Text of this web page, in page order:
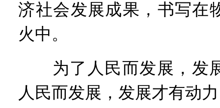
济社会发展成果，书写在
火中。
为了人民而发展，发
人民而发展，发展才有动